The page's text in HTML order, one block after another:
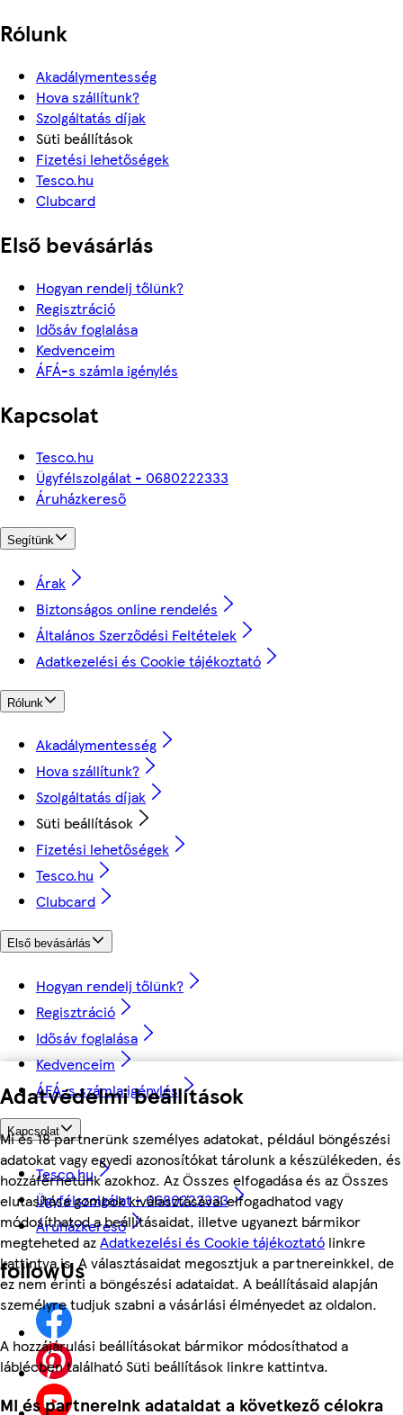
Adatvédelmi beállítások
Mi és 18 partnerünk személyes adatokat, például böngészési
adatokat vagy egyedi azonosítókat tárolunk a készülékeden, és
hozzáférhetünk azokhoz. Az Összes elfogadása és az Összes
elutasítása gombok kiválasztásával elfogadhatod vagy
módosíthatod a beállításaidat, illetve ugyanezt bármikor
megteheted azAdatkezelési és Cookie tájékoztató linkre
kattintva is. A választásaidat megosztjuk a partnereinkkel, de
ez nem érinti a böngészési adataidat. A beállításaid alapján
személyre tudjuk szabni a vásárlási élményedet az oldalon.
A hozzájárulási beállításokat bármikor módosíthatod a
láblécben található Süti beállítások linkre kattintva.
Mi és partnereink adataidat a következő célokra
Rólunk
Akadálymentesség
Hova szállítunk?
Szolgáltatás díjak
Süti beállítások
Fizetési lehetőségek
Tesco.hu
Clubcard
Első bevásárlás
Hogyan rendelj tőlünk?
Regisztráció
Idősáv foglalása
Kedvenceim
ÁFÁ-s számla igénylés
Kapcsolat
Tesco.hu
Ügyfélszolgálat - 0680222333
Áruházkereső
Segítünk
Árak
Biztonságos online rendelés
Általános Szerződési Feltételek
Adatkezelési és Cookie tájékoztató
Rólunk
Akadálymentesség
Hova szállítunk?
Szolgáltatás díjak
Süti beállítások
Fizetési lehetőségek
Tesco.hu
Clubcard
Első bevásárlás
Hogyan rendelj tőlünk?
Regisztráció
Idősáv foglalása
Kedvenceim
ÁFÁ-s számla igénylés
Kapcsolat
Tesco.hu
Ügyfélszolgálat - 0680222333
Áruházkereső
followUs